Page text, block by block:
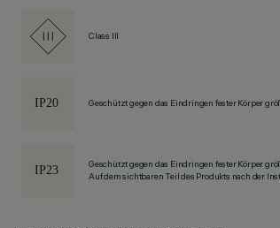
Class III
Geschützt gegen das Eindringen fester Körper
Geschützt gegen das Eindringen fester Körper
Auf dem sichtbaren Teil des Produkts nach der